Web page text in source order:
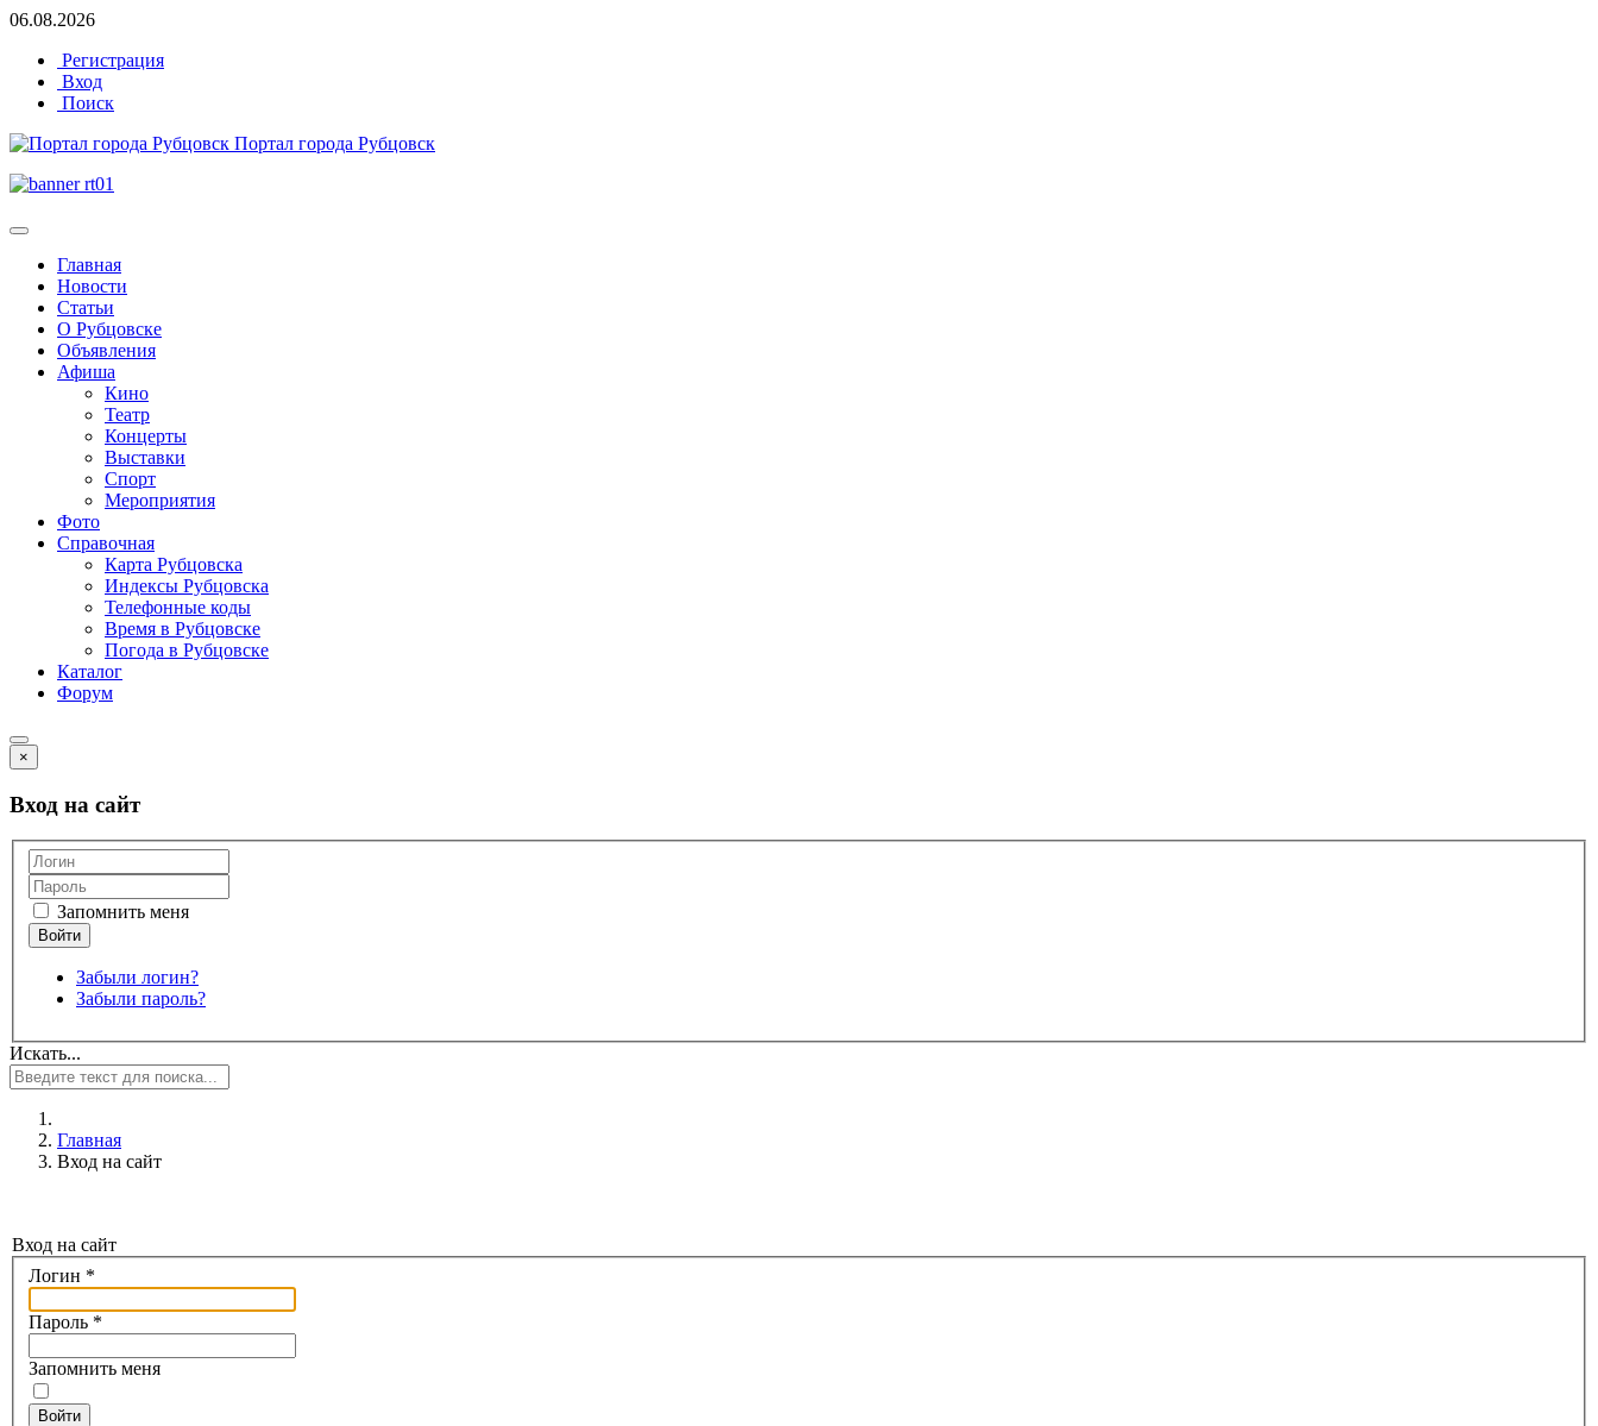
06.08.2026
Регистрация
Вход
Поиск
Портал города Рубцовск
Главная
Новости
Статьи
О Рубцовске
Объявления
Афиша
Кино
Театр
Концерты
Выставки
Спорт
Мероприятия
Фото
Справочная
Карта Рубцовска
Индексы Рубцовска
Телефонные коды
Время в Рубцовске
Погода в Рубцовске
Каталог
Форум
×
Вход на сайт
Запомнить меня
Забыли логин?
Забыли пароль?
Искать...
Главная
Вход на сайт
Вход на сайт
Логин *
Пароль *
Запомнить меня
Войти